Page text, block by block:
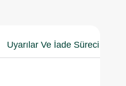
Uyarılar Ve İade Süreci